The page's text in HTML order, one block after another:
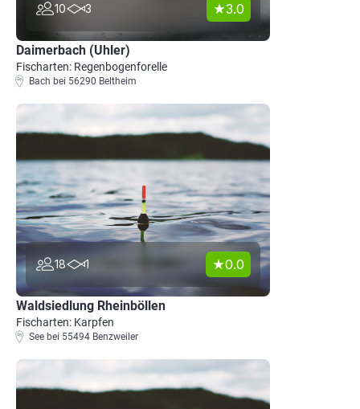
10 3 3.0
Daimerbach (Uhler)
Fischarten: Regenbogenforelle
Bach bei 56290 Beltheim
18 1 0.0
Waldsiedlung Rheinböllen
Fischarten: Karpfen
See bei 55494 Benzweiler